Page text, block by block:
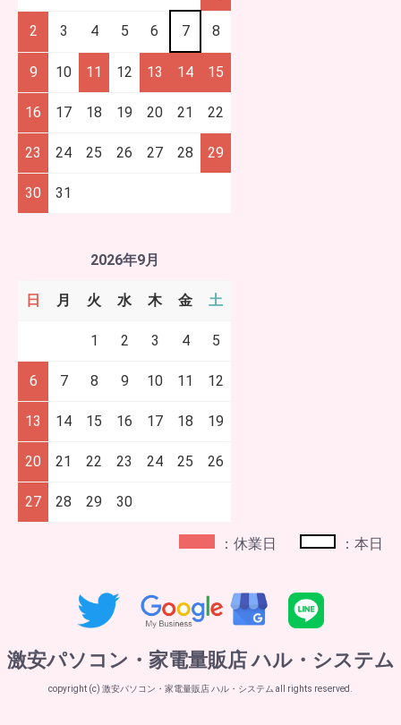
2 3 4 5 6 7 8
9 10 11 12 13 14 15
16 17 18 19 20 21 22
23 24 25 26 27 28 29
30 31
2026年9月
日 月 火 水 木 金 土
1 2 3 4 5
6 7 8 9 10 11 12
13 14 15 16 17 18 19
20 21 22 23 24 25 26
27 28 29 30
：休業日 ：本日
激安パソコン・家電量販店 ハル・システム
copyright (c) 激安パソコン・家電量販店 ハル・システム all rights reserved.